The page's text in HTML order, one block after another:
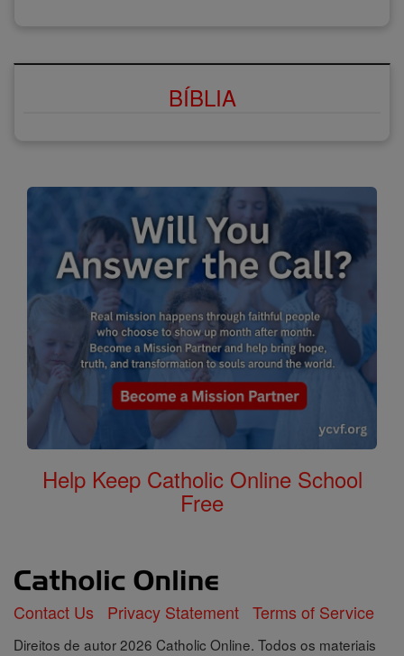
BÍBLIA
Help Keep Catholic Online School
Free
Contact Us Privacy Statement Terms of Service
Direitos de autor 2026 Catholic Online. Todos os materiais